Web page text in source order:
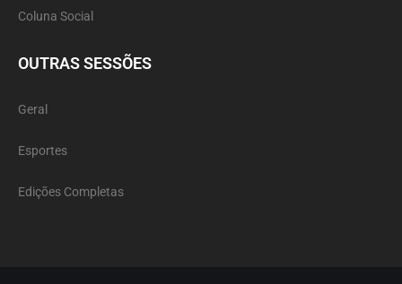
Coluna Social
OUTRAS SESSÕES
Geral
Esportes
Edições Completas